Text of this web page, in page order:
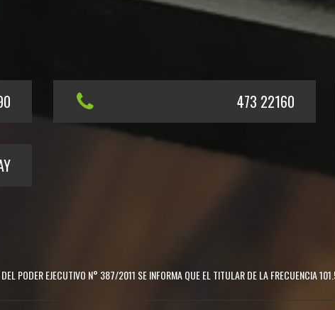
473 22160
PODER EJECUTIVO N° 387/2011 SE INFORMA QUE EL TITULAR DE LA FRECUENCIA